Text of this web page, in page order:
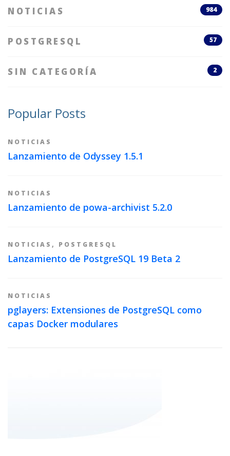
NOTICIAS 984
POSTGRESQL 57
SIN CATEGORÍA 2
Popular Posts
NOTICIAS
Lanzamiento de Odyssey 1.5.1
NOTICIAS
Lanzamiento de powa-archivist 5.2.0
NOTICIAS , POSTGRESQL
Lanzamiento de PostgreSQL 19 Beta 2
NOTICIAS
pglayers: Extensiones de PostgreSQL como
capas Docker modulares